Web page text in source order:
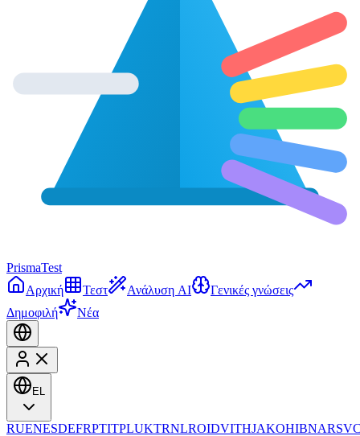
PrismaTest
Αρχική
Τεστ Ανάλυση AI
Γενικές γνώσεις
Δημοφιλή
Νέα
EL
RUENESDEFRPTITPLUKTRNLROIDVITHJAKOHIBNARSV